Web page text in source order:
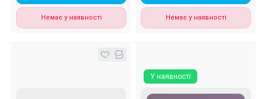
Немає у наявності Немає у наявності
У наявності